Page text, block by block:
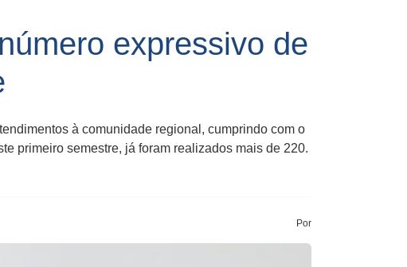
expressivo de
à comunidade regional, cumprindo com o
primeiro semestre, já foram realizados mais de 220.
Por